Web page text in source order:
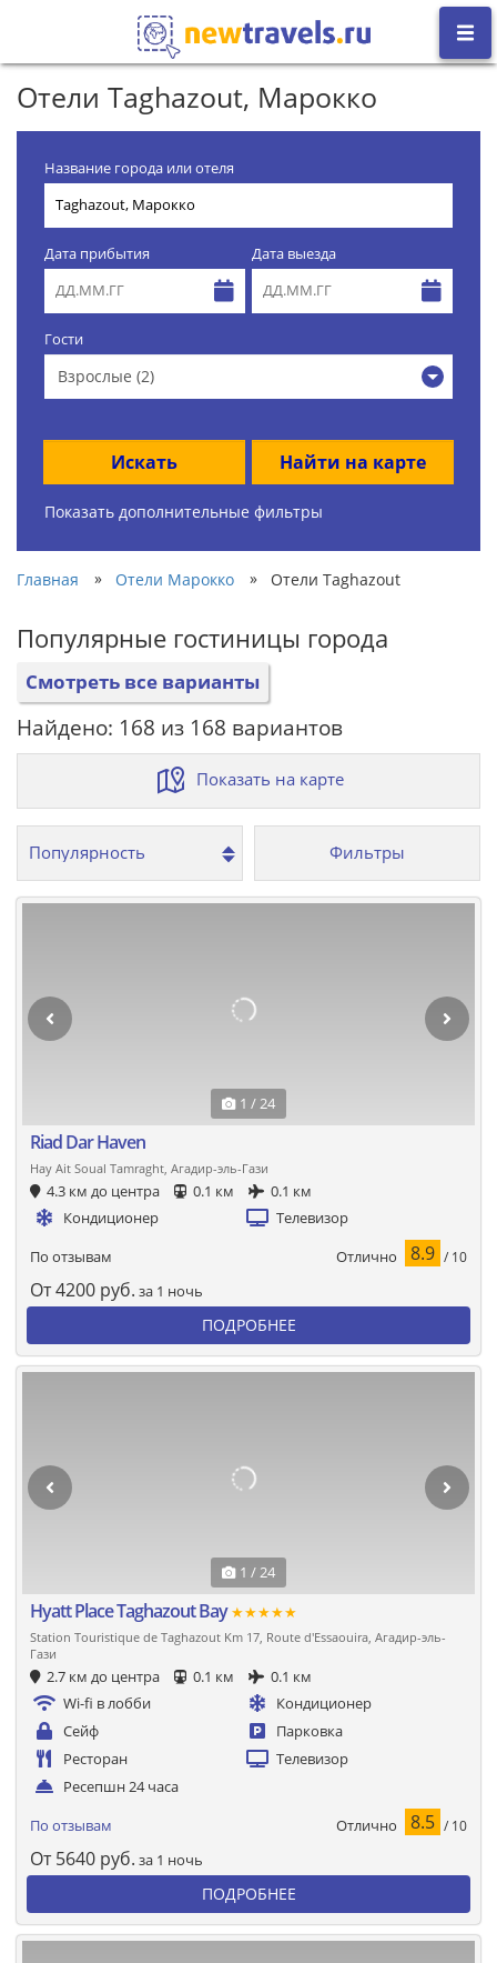
Отели Taghazout, Марокко
Название города или отеля
Дата прибытия Дата выезда
Гости
Взрослые (2)
Искать Найти на карте
Показать дополнительные фильтры
Главная » Отели Марокко » Отели Taghazout
Популярные гостиницы города
Смотреть все варианты
Найдено: 168 из 168 вариантов
Показать на карте
Фильтры
1 / 24
Riad Dar Haven
Hay Ait Soual Tamraght, Агадир-эль-Гази
4.3 км до центра 0.1 км
0.1 км
Кондиционер
Телевизор
По отзывам Отлично 8.9 / 10
От4200 руб. за 1 ночь
ПОДРОБНЕЕ
1 / 24
Hyatt Place Taghazout Bay★★★★★
Station Touristique de Taghazout Km 17, Route d'Essaouira, Агадир-эль-
Гази
2.7 км до центра 0.1 км
0.1 км
Wi-fi в лобби
Кондиционер
Сейф
Парковка
Ресторан
Телевизор
Ресепшн 24 часа
По отзывам Отлично 8.5 / 10
От 5640 руб. за 1 ночь
ПОДРОБНЕЕ